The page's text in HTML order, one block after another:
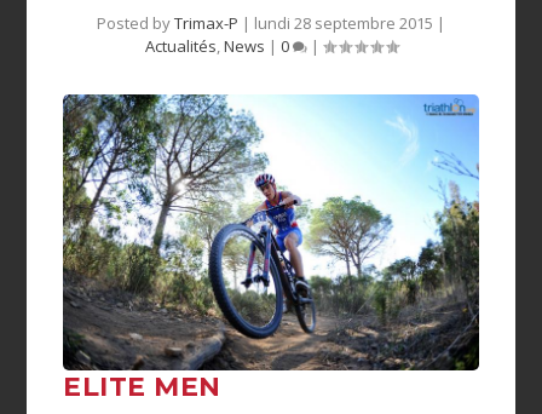
Posted byTrimax-P | lundi 28 septembre 2015 |
Actualités,News | 0 |
ELITE MEN